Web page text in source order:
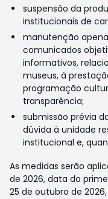
suspensão da
institucionais de
manutenção
comunicados
informativos,
museus, à
programação
transparência;
submissão prévia
dúvida à unidade
institucional e,
As medidas serão
de 2026, data do
25 de outubro de